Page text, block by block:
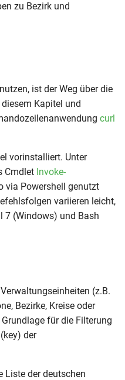
zu Bezirk und
ist der Weg über die
Kapitel und
curl
vorinstalliert. Unter
Cmdlet Invoke-
via Powershell genutzt
variieren leicht,
7 (Windows) und Bash
(z.B.
Bezirke, Kreise oder
für die Filterung
der
Liste der deutschen